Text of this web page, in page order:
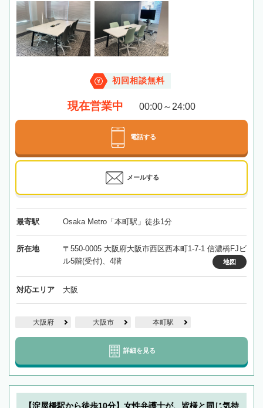
初回相談無料
現在営業中 00:00～24:00
電話する
メールする
最寄駅 Osaka Metro「本町駅」徒歩1分
所在地
〒550-0005 大阪府大阪市西区西本町1-7-1 信濃橋FJビ
ル5階(受付)、4階
地図
対応エリア 大阪
大阪府 大阪市 本町駅
詳細を見る
【淀屋橋駅から徒歩10分】女性弁護士が、皆様と同じ気持